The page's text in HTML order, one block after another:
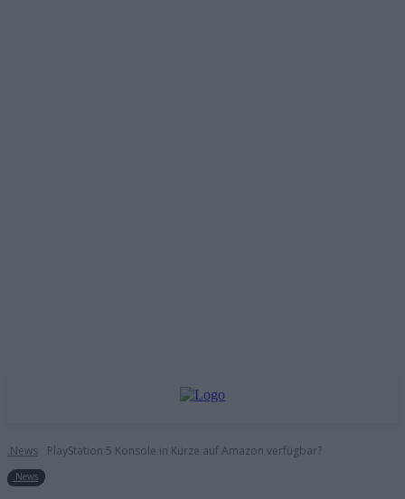
.News PlayStation 5 Konsole in Kürze auf Amazon verfügbar?
.News